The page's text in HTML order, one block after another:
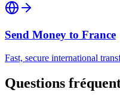
Send Money to France
Fast, secure international
Questions